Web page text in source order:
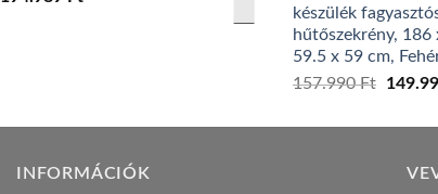
készülék
hűtőszekrény, 186
59.5 x 59 cm,
157.990Ft
was:
INFORMÁCIÓK